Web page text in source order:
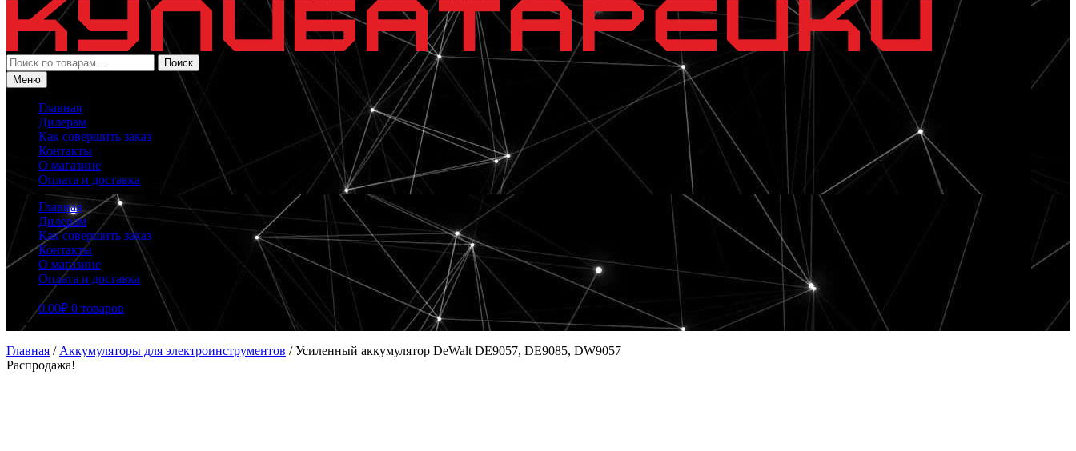
Искать:
Поиск
Меню
Главная
Дилерам
Как совершить заказ
Контакты
О магазине
Оплата и доставка
Главная
Дилерам
Как совершить заказ
Контакты
О магазине
Оплата и доставка
0.00₽ 0 товаров
Главная / Аккумуляторы для электроинструментов /Усиленный аккумулятор DeWalt DE9057, DE9085, DW9057
Распродажа!